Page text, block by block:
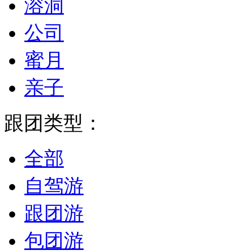
溶洞
公司
蜜月
亲子
跟团类型：
全部
自驾游
跟团游
包团游